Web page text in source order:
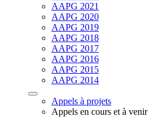
AAPG 2021
AAPG 2020
AAPG 2019
AAPG 2018
AAPG 2017
AAPG 2016
AAPG 2015
AAPG 2014
Appels à projets
Appels en cours et à venir